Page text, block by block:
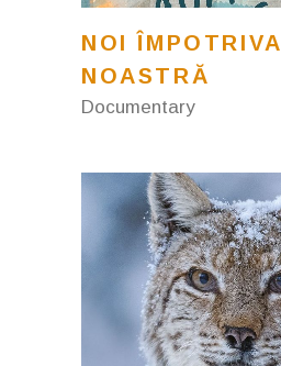
NOI ÎMPOTRIVA
NOASTRĂ
Documentary